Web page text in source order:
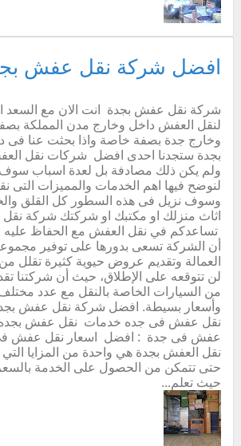
شركة نقل عفش بجدة انت الان مع السعد
لنقل العفش داخل وخارج مدن المملكة
وخارج جدة بصفة خاصة واذا بحثت عنا فى
بجدة ستجدنا احدى افضل شركات نقل
ولم يكن ذلك مصادفة بل لعدة اسباب سوف
لنوضح فيها اهم الخدمات والمميزات التى
وسوف نزيل فى هذه السطور كل القلق
اثاث منزلك او مكتبك او شركتك شركة
تساعدكم في نقل العفش مع الحفاظ عليه
أن الشركة تسعى بدورها على توفير
العمالة وتقديم عروض حيوية كثيرة تقلل
لن تتوقعه على الإطلاق، حيث أن شركتنا
من السيارات الخاصة بالنقل مع عدد
وأسعار بسيطة. افضل شركة نقل عفش
نقل عفش فى جده خدمات نقل عفش
عفش فى جدة : افضل اسعار نقل عفش
نقل العفش بجدة هي واحدة من المزايا
حتى تتمكن من الحصول على الخدمة
حيث تعلم...